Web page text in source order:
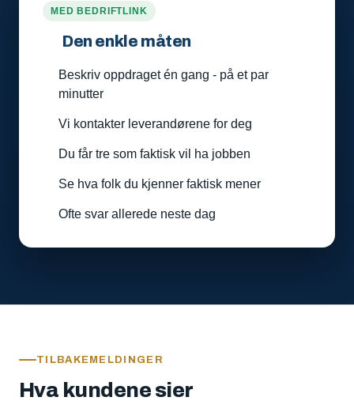
MED BEDRIFTLINK
Den enkle måten
Beskriv oppdraget én gang - på et par
minutter
Vi kontakter leverandørene for deg
Du får tre som faktisk vil ha jobben
Se hva folk du kjenner faktisk mener
Ofte svar allerede neste dag
TILBAKEMELDINGER
Hva kundene sier